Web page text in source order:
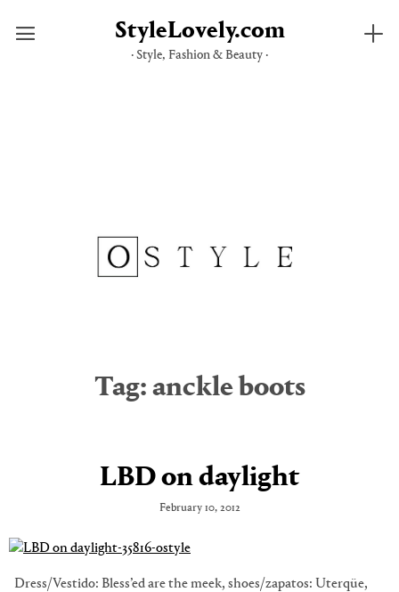
StyleLovely.com
· Style, Fashion & Beauty ·
Tag: anckle boots
LBD on daylight
February 10, 2012
Dress/Vestido: Bless’ed are the meek, shoes/zapatos: Uterqüe,